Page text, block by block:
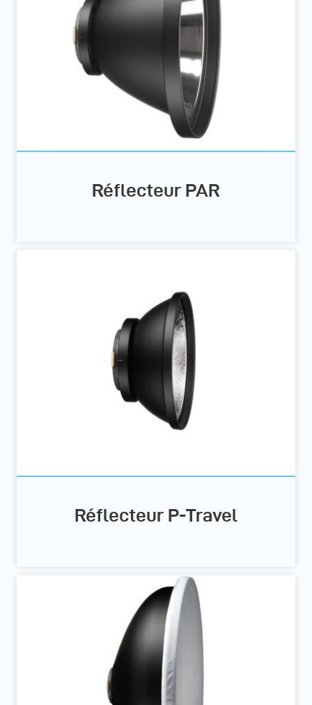
Réflecteur PAR
Réflecteur P-Travel